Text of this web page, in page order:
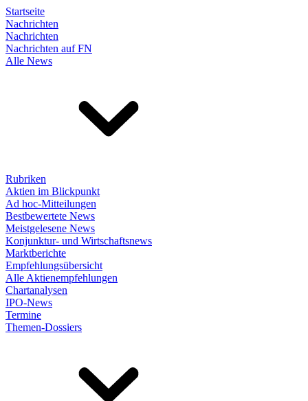
Startseite
Nachrichten
Nachrichten
Nachrichten auf FN
Alle News
Rubriken
Aktien im Blickpunkt
Ad hoc-Mitteilungen
Bestbewertete News
Meistgelesene News
Konjunktur- und Wirtschaftsnews
Marktberichte
Empfehlungsübersicht
Alle Aktienempfehlungen
Chartanalysen
IPO-News
Termine
Themen-Dossiers